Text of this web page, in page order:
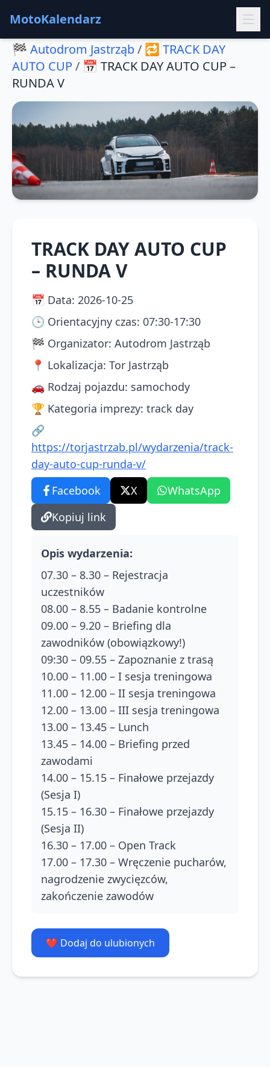
MotoKalendarz
🏁 Autodrom Jastrząb/ 🔁 TRACK DAY
AUTO CUP / 📅 TRACK DAY AUTO CUP –
RUNDA V
TRACK DAY AUTO CUP
– RUNDA V
📅 Data: 2026-10-25
🕒 Orientacyjny czas: 07:30-17:30
🏁 Organizator: Autodrom Jastrząb
📍 Lokalizacja: Tor Jastrząb
🚗 Rodzaj pojazdu: samochody
🏆 Kategoria imprezy: track day
🔗
https://torjastrzab.pl/wydarzenia/track-
day-auto-cup-runda-v/
Facebook
X
WhatsApp
Kopiuj link
Opis wydarzenia:
07.30 – 8.30 – Rejestracja
uczestników
08.00 – 8.55 – Badanie kontrolne
09.00 – 9.20 – Briefing dla
zawodników (obowiązkowy!)
09:30 – 09.55 – Zapoznanie z trasą
10.00 – 11.00 – I sesja treningowa
11.00 – 12.00 – II sesja treningowa
12.00 – 13.00 – III sesja treningowa
13.00 – 13.45 – Lunch
13.45 – 14.00 – Briefing przed
zawodami
14.00 – 15.15 – Finałowe przejazdy
(Sesja I)
15.15 – 16.30 – Finałowe przejazdy
(Sesja II)
16.30 – 17.00 – Open Track
17.00 – 17.30 – Wręczenie pucharów,
nagrodzenie zwycięzców,
zakończenie zawodów
❤️ Dodaj do ulubionych